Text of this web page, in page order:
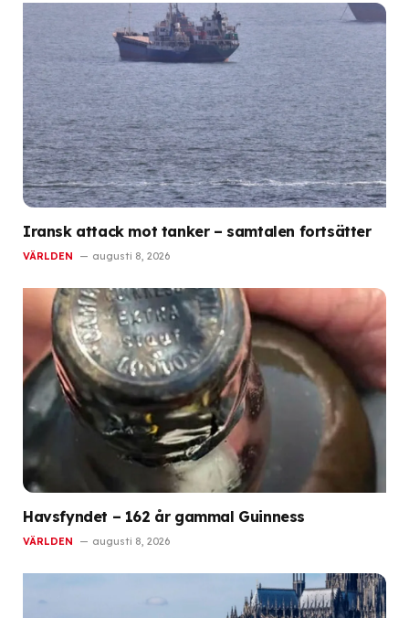
Iransk attack mot tanker – samtalen fortsätter
VÄRLDEN augusti 8, 2026
Havsfyndet – 162 år gammal Guinness
VÄRLDEN augusti 8, 2026